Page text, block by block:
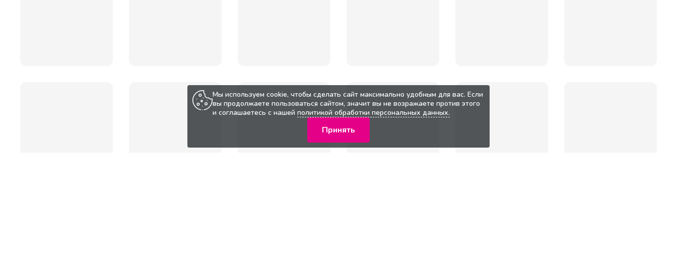
Мы используем cookie, чтобы сделать сайт максимально удобным для вас. Если
вы продолжаете пользоваться сайтом, значит вы не возражаете против этого
и соглашаетесь с нашей политикой обработки персональных данных.
Принять